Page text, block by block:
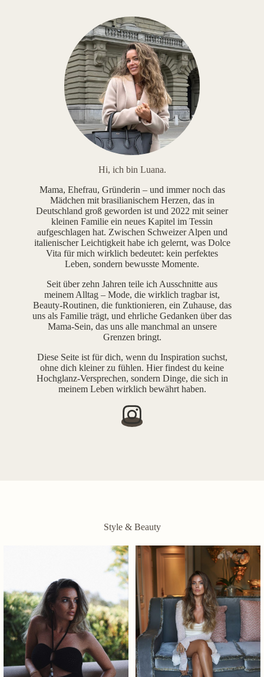
Hi, ich bin Luana.
Mama, Ehefrau, Gründerin – und immer noch das
Mädchen mit brasilianischem Herzen, das in
Deutschland groß geworden ist und 2022 mit seiner
kleinen Familie ein neues Kapitel im Tessin
aufgeschlagen hat. Zwischen Schweizer Alpen und
italienischer Leichtigkeit habe ich gelernt, was Dolce
Vita für mich wirklich bedeutet: kein perfektes
Leben, sondern bewusste Momente.
Seit über zehn Jahren teile ich Ausschnitte aus
meinem Alltag – Mode, die wirklich tragbar ist,
Beauty-Routinen, die funktionieren, ein Zuhause, das
uns als Familie trägt, und ehrliche Gedanken über das
Mama-Sein, das uns alle manchmal an unsere
Grenzen bringt.
Diese Seite ist für dich, wenn du Inspiration suchst,
ohne dich kleiner zu fühlen. Hier findest du keine
Hochglanz-Versprechen, sondern Dinge, die sich in
meinem Leben wirklich bewährt haben.
Style & Beauty